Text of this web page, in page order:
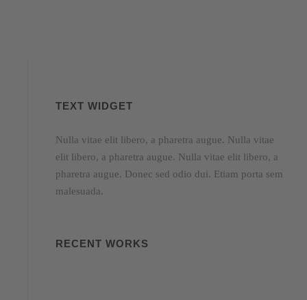
TEXT WIDGET
Nulla vitae elit libero, a pharetra augue. Nulla vitae
elit libero, a pharetra augue. Nulla vitae elit libero, a
pharetra augue. Donec sed odio dui. Etiam porta sem
malesuada.
RECENT WORKS